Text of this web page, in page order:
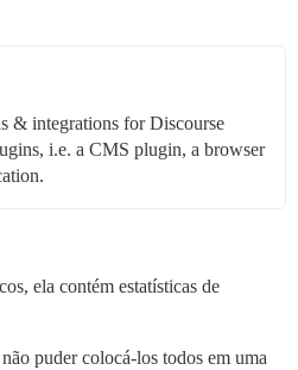
& integrations for Discourse
i.e. a CMS plugin, a browser
ela contém estatísticas de
puder colocá-los todos em uma